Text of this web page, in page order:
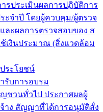
ารประเมินผลการปฏิบัติการ
ะจำปี โดยผู้ควบคุม/ผู้ตรวจ
ละผลการตรวจสอบของ ส
ช้เงินประมาณ (สิ่งแวดล้อม
ระโยชน์
รับการอบรม
ญชวนทั่วไป ประกาศผลผู้
าง สัญญาที่ได้การอนุมัติสั่ง